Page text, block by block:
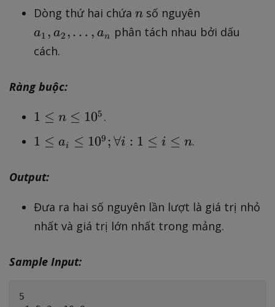
_
Dòng thứ hai chứa n
n số nguyên
_
s
a
a1 , a2 ,… , an
phân tách nhau bởi dấu
cách.
Ràng buộc:
1
l
n
l
e
0
1 ≤ n ≤ 105 .
1
l
a
_
l
1 ≤ ai ≤ 109 ;∀i : 1 ≤ i ≤ n.
Output:
Đưa ra hai số nguyên lần lượt là giá trị nhỏ
nhất và giá trị lớn nhất trong mảng.
Sample Input:
5